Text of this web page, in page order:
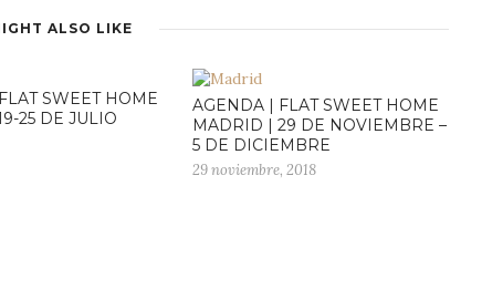
ALSO LIKE
SWEET HOME
25 DE JULIO
AGENDA | FLAT SWEET HOME
MADRID | 29 DE NOVIEMBRE –
5 DE DICIEMBRE
29 noviembre, 2018